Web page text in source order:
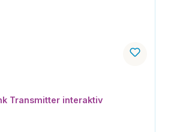
Transmitter interaktiv